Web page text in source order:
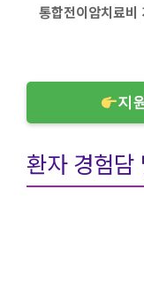
통합전이암치료비
지
환자 경험담